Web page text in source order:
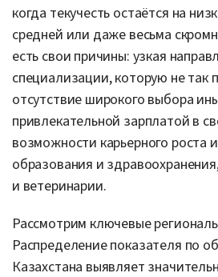
когда текучесть остаётся на
средней или даже весьма
есть свои причины: узкая
специализации, которую не так
отсутствие широкого выбора
привлекательной зарплатой в
возможности карьерного роста
образования и
и ветеринарии.
Рассмотрим ключевые
Распределение показателя по
Казахстана выявляет